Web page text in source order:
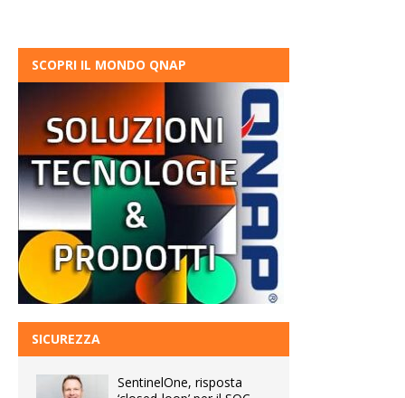
SCOPRI IL MONDO QNAP
SICUREZZA
SentinelOne, risposta